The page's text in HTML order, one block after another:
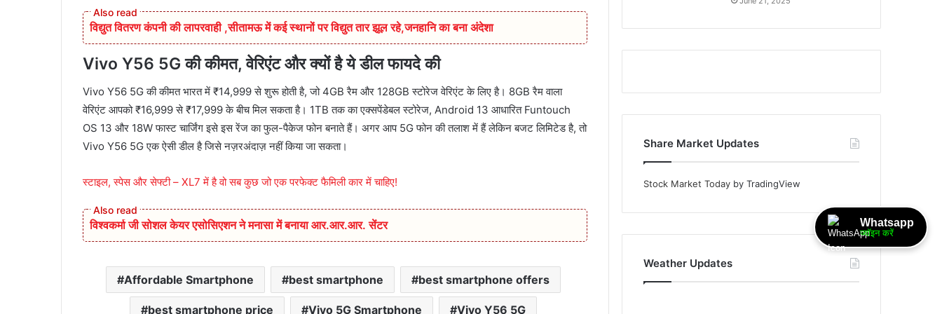
विद्युत वितरण कंपनी की लापरवाही ,सीतामऊ में कई स्थानों पर विद्युत तार झूल रहे,जनहानि का बना अंदेशा
Vivo Y56 5G की कीमत, वेरिएंट और क्यों है ये डील फायदे की
Vivo Y56 5G की कीमत भारत में ₹14,999 से शुरू होती है, जो 4GB रैम और 128GB स्टोरेज वेरिएंट के लिए है। 8GB रैम वाला
वेरिएंट आपको ₹16,999 से ₹17,999 के बीच मिल सकता है। 1TB तक का एक्सपेंडेबल स्टोरेज, Android 13 आधारित Funtouch
OS 13 और 18W फास्ट चार्जिंग इसे इस रेंज का फुल-पैकेज फोन बनाते हैं। अगर आप 5G फोन की तलाश में हैं लेकिन बजट लिमिटेड है, तो
Vivo Y56 5G एक ऐसी डील है जिसे नज़रअंदाज़ नहीं किया जा सकता।
स्टाइल, स्पेस और सेफ्टी – XL7 में है वो सब कुछ जो एक परफेक्ट फैमिली कार में चाहिए!
विश्वकर्मा जी सोशल केयर एसोसिएशन ने मनासा में बनाया आर.आर.आर. सेंटर
Affordable Smartphone best smartphone best smartphone offers
best smartphone price Vivo 5G Smartphone Vivo Y56 5G
Share Market Updates
Stock Market Today by TradingView
Weather Updates
Whatsapp
ज्वॉइन करें